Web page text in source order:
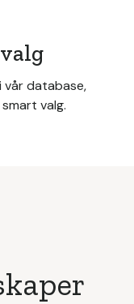
vår database,
valg.